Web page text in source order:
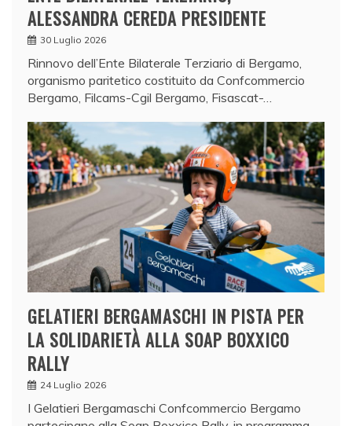
ALESSANDRA CEREDA PRESIDENTE
30 Luglio 2026
Rinnovo dell’Ente Bilaterale Terziario di Bergamo,
organismo paritetico costituito da Confcommercio
Bergamo, Filcams-Cgil Bergamo, Fisascat-…
GELATIERI BERGAMASCHI IN PISTA PER
LA SOLIDARIETÀ ALLA SOAP BOXXICO
RALLY
24 Luglio 2026
I Gelatieri Bergamaschi Confcommercio Bergamo